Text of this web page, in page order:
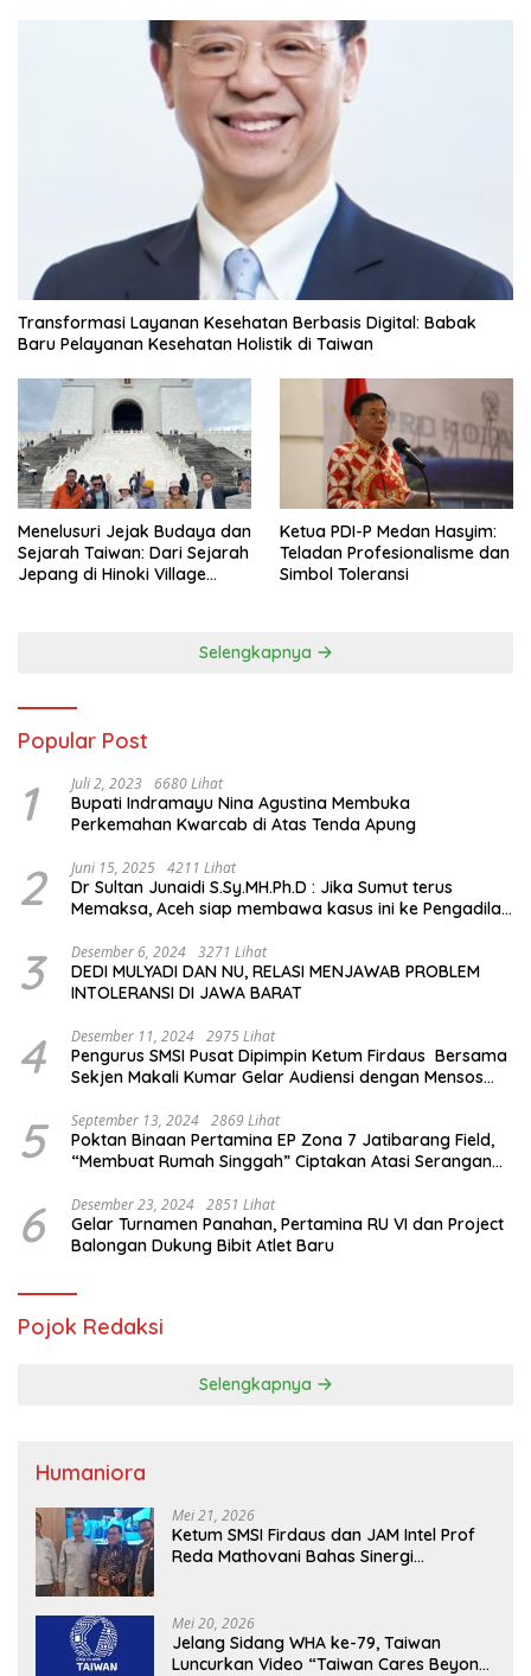
Transformasi Layanan Kesehatan Berbasis Digital: Babak
Baru Pelayanan Kesehatan Holistik di Taiwan
Menelusuri Jejak Budaya dan
Sejarah Taiwan: Dari Sejarah
Jepang di Hinoki Village
Ketua PDI-P Medan Hasyim:
Teladan Profesionalisme dan
Simbol Toleransi
Selengkapnya
Popular Post
1 Juli 2, 2023 6680 Lihat
Bupati Indramayu Nina Agustina Membuka
Perkemahan Kwarcab di Atas Tenda Apung
2 Juni 15, 2025 4211 Lihat
Dr Sultan Junaidi S.Sy.MH.Ph.D : Jika Sumut terus
Memaksa, Aceh siap membawa kasus ini ke Pengadilan
3 Desember 6, 2024 3271 Lihat
DEDI MULYADI DAN NU, RELASI MENJAWAB PROBLEM
INTOLERANSI DI JAWA BARAT
4 Desember 11, 2024 2975 Lihat
Pengurus SMSI Pusat Dipimpin Ketum Firdaus Bersama
Sekjen Makali Kumar Gelar Audiensi dengan Mensos
5 September 13, 2024 2869 Lihat
Poktan Binaan Pertamina EP Zona 7 Jatibarang Field,
“Membuat Rumah Singgah” Ciptakan Atasi Serangan
6 Desember 23, 2024 2851 Lihat
Gelar Turnamen Panahan, Pertamina RU VI dan Project
Balongan Dukung Bibit Atlet Baru
Pojok Redaksi
Selengkapnya
Humaniora
Mei 21, 2026
Ketum SMSI Firdaus dan JAM Intel Prof
Reda Mathovani Bahas Sinergi
MBG, Perkuat Pengawasan Program
Pemerintah
Mei 20, 2026
Jelang Sidang WHA ke-79, Taiwan
Luncurkan Video “Taiwan Cares Beyond